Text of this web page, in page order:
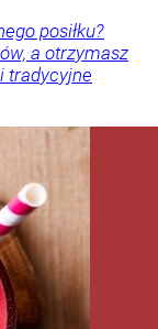
posiłku?
a otrzymasz
tradycyjne